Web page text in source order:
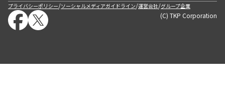
プライバシーポリシー/ソーシャルメディアガイドライン/運営会社/グループ企業
(C) TKP Corporation